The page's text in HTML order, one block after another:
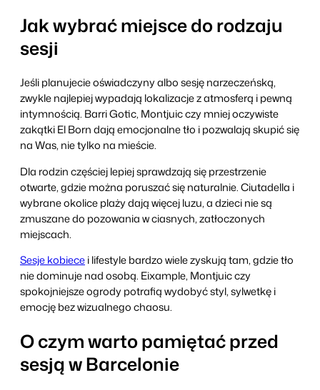
Jak wybrać miejsce do rodzaju
sesji
Jeśli planujecie oświadczyny albo sesję narzeczeńską,
zwykle najlepiej wypadają lokalizacje z atmosferą i pewną
intymnością. Barri Gotic, Montjuic czy mniej oczywiste
zakątki El Born dają emocjonalne tło i pozwalają skupić się
na Was, nie tylko na mieście.
Dla rodzin częściej lepiej sprawdzają się przestrzenie
otwarte, gdzie można poruszać się naturalnie. Ciutadella i
wybrane okolice plaży dają więcej luzu, a dzieci nie są
zmuszane do pozowania w ciasnych, zatłoczonych
miejscach.
Sesje kobiecei lifestyle bardzo wiele zyskują tam, gdzie tło
nie dominuje nad osobą. Eixample, Montjuic czy
spokojniejsze ogrody potrafią wydobyć styl, sylwetkę i
emocję bez wizualnego chaosu.
O czym warto pamiętać przed
sesją w Barcelonie